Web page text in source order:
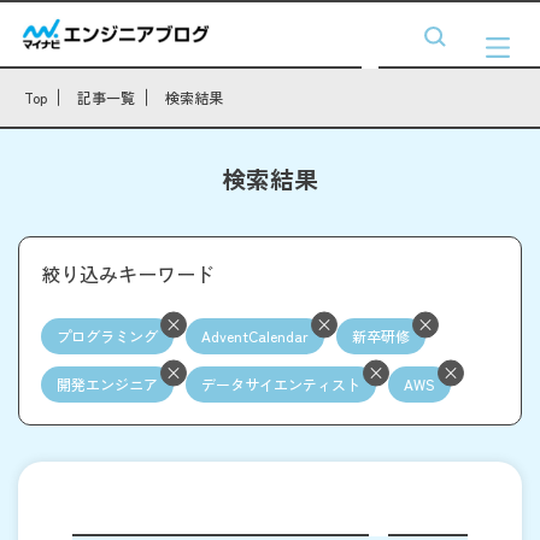
Top 記事一覧 検索結果
検索結果
絞り込みキーワード
プログラミング AdventCalendar 新卒研修
開発エンジニア データサイエンティスト AWS